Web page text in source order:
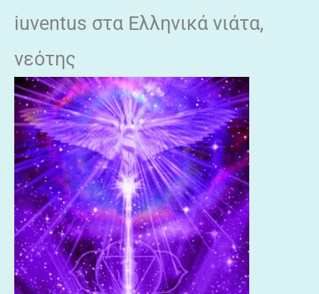
iuventus στα Ελληνικά νιάτα,
νεότης